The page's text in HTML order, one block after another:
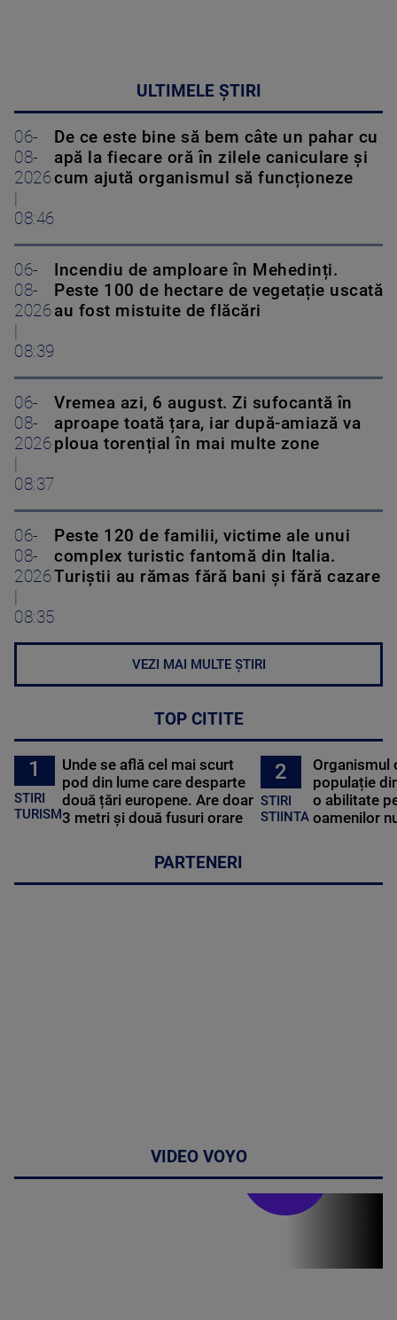
ULTIMELE ȘTIRI
06-
08-
2026
|
08:46
De ce este bine să bem câte un pahar cu
apă la fiecare oră în zilele caniculare și
cum ajută organismul să funcționeze
06-
08-
2026
|
08:39
Incendiu de amploare în Mehedinți.
Peste 100 de hectare de vegetație uscată
au fost mistuite de flăcări
06-
08-
2026
|
08:37
Vremea azi, 6 august. Zi sufocantă în
aproape toată țara, iar după-amiază va
ploua torențial în mai multe zone
06-
08-
2026
|
08:35
Peste 120 de familii, victime ale unui
complex turistic fantomă din Italia.
Turiștii au rămas fără bani și fără cazare
VEZI MAI MULTE ȘTIRI
TOP CITITE
1
STIRI
TURISM
Unde se află cel mai scurt
pod din lume care desparte
două țări europene. Are doar
3 metri și două fusuri orare
2
STIRI
STIINTA
Organismul
populație
o abilitate
oamenilor
PARTENERI
VIDEO VOYO
Stirile PRO TV